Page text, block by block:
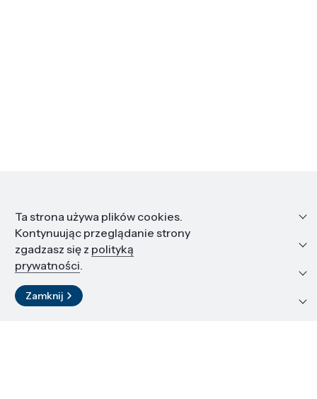
Informacje
Edukacja i kariera
Zasoby i materiały
Kontakt
Ta strona używa plików cookies.
Kontynuując przeglądanie strony
zgadzasz się z polityką
prywatności.
Zamknij